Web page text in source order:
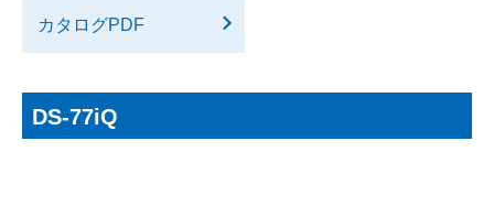
カタログPDF
DS-77iQ